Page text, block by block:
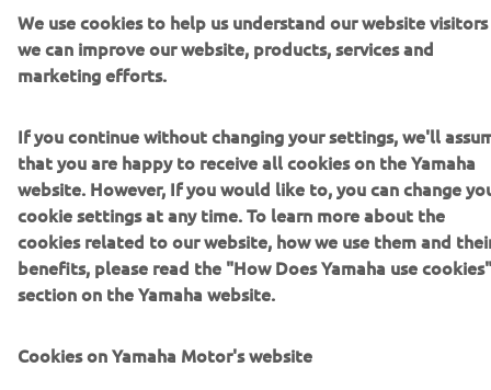
заслужену репутацію за високу довговічність і
надійність, ще більше відрізняючись від конкурентів.
Детальні умови дивіться в положеннях та умовах
ПОЗАШЛЯХОВІ ТРАНСПОРТНІ ЗАСОБИ
Завантаження
Download Terms & Conditions
We use cookies to help us understand our website visitors
we can improve our website, products, services and
marketing efforts.
If you continue without changing your settings, we'll
that you are happy to receive all cookies on the Yamaha
website. However, If you would like to, you can change
cookie settings at any time. To learn more about the
cookies related to our website, how we use them and
benefits, please read the "How Does Yamaha use cookies"
section on the Yamaha website.
Cookies on Yamaha Motor's website